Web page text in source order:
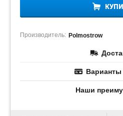
Производитель: Polmostrow
Наши